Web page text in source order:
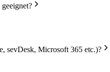
sevDesk, Microsoft 365 etc.)?